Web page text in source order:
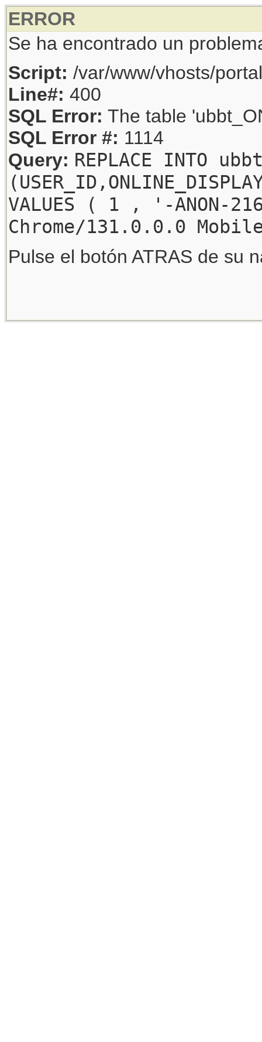
ERROR
Se ha encontrado un
Script: /var/www/vhosts/
Line#: 400
SQL Error: The table
SQL Error #: 1114
Query: REPLACE INTO
VALUES ( 1 , '-
Chrome/131.0.0.0
Pulse el botón ATRAS de su